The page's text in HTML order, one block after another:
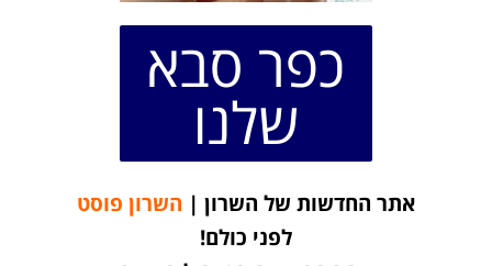
כפר סבא
שלנו
אתר החדשות של השרון | השרון פוסט
לפני כולם!